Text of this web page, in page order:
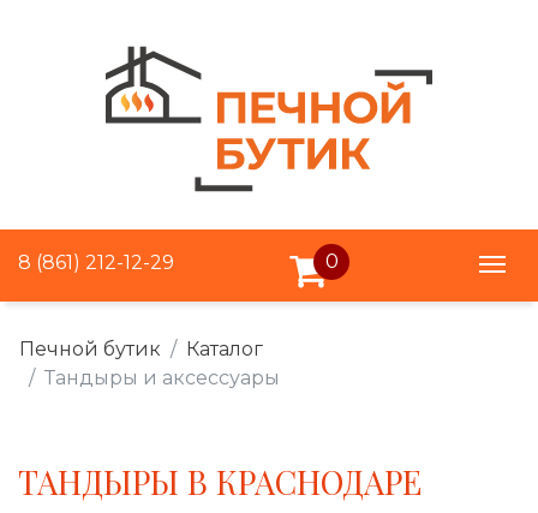
8 (861) 212-12-29 0
Печной бутик
Каталог
Тандыры и аксессуары
ТАНДЫРЫ В КРАСНОДАРЕ